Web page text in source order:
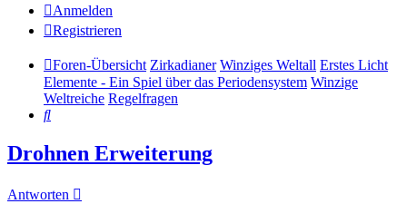
Anmelden
Registrieren
Foren-Übersicht Zirkadianer Winziges Weltall Erstes Licht
Elemente - Ein Spiel über das Periodensystem Winzige
Weltreiche Regelfragen
Suche
Drohnen Erweiterung
Antworten